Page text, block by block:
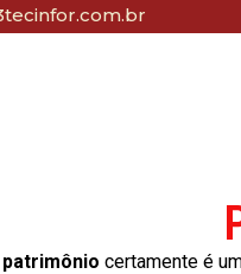
certamente é